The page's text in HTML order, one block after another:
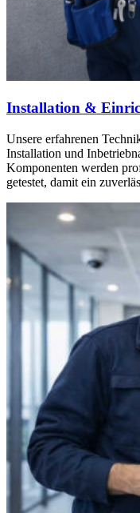
Installation &
Unsere erfahrenen
Installation und
Komponenten werden
getestet, damit ein